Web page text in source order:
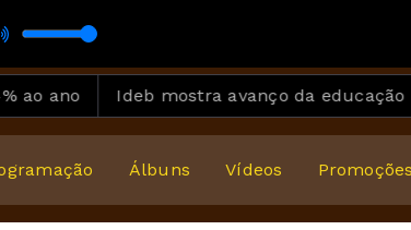
VIDAL
York Esperando na Janela (Ao Vivo em Goiânia)
de locutor
Ideb mostra avanço da educação
Álbuns Vídeos Promoções